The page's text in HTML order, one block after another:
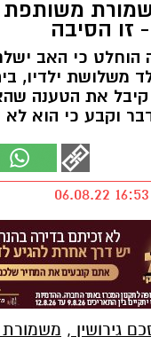
זו הסיבה
משלושת ילדיו,
קיבל את הטענה
וקבע כי הוא לא
גירושין ,